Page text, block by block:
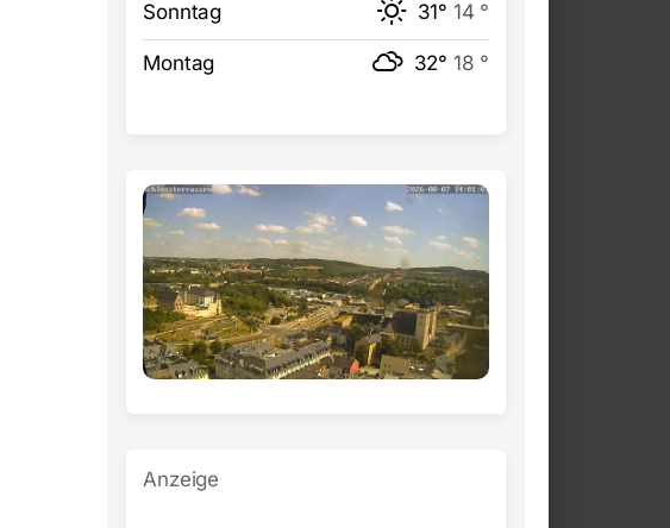
Sonntag 31° 14 °
Montag 32° 18 °
Anzeige